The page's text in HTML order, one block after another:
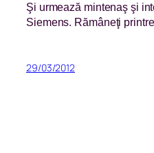
Şi urmează mintenaş şi
Siemens. Rămâneţi
29/03/2012